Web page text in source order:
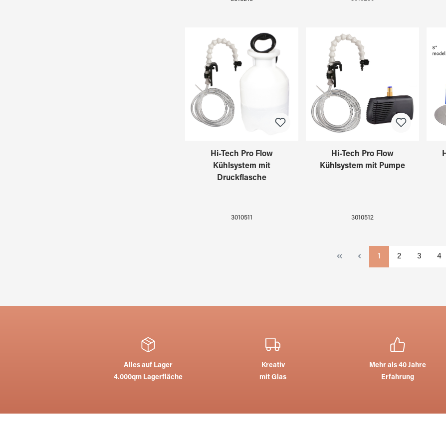
Hi-Tech Pro Flow
Kühlsystem mit
Druckflasche
3010511
Hi-Tech Pro Flow
Kühlsystem mit Pumpe
3010512
Seite
1 Seite
2 Seite
3 4
Alles auf Lager
4.000qm Lagerfläche
Kreativ
mit Glas
Mehr als 40 Jahre
Erfahrung